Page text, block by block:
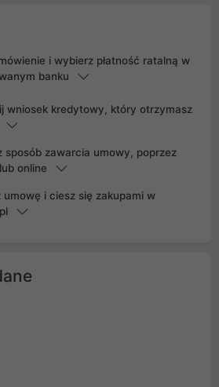
i wybierz płatność ratalną w
banku
wniosek kredytowy, który otrzymasz
sposób zawarcia umowy, poprzez
online
umowę i ciesz się zakupami w